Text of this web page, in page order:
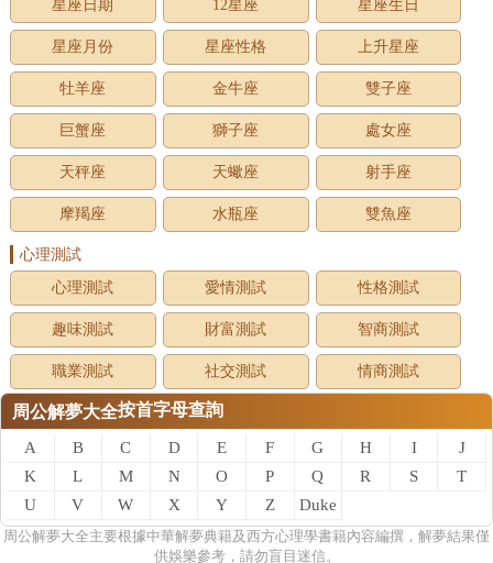
星座日期 12星座 星座生日
星座月份 星座性格 上升星座
牡羊座 金牛座 雙子座
巨蟹座 獅子座 處女座
天秤座 天蠍座 射手座
摩羯座 水瓶座 雙魚座
心理測試
心理測試
愛情測試 性格測試
趣味測試 財富測試 智商測試
職業測試 社交測試 情商測試
周公解夢大全按首字母查詢
A B C D E F G H I
J
K
L M N O P Q R S
T
U
V W X Y Z
Duke
of
zhou
周公解夢大全主要根據中華解夢典籍及西方心理學書籍內容編撰，解夢結果僅
供娛樂參考，請勿盲目迷信。